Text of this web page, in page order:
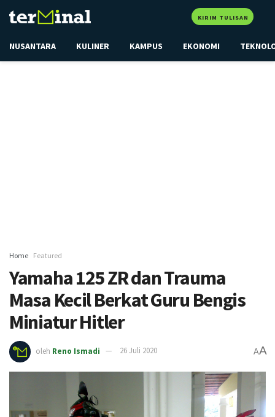
KIRIM TULISAN
NUSANTARA KULINER KAMPUS EKONOMI
Home Featured
Yamaha 125 ZR dan Trauma
Masa Kecil Berkat Guru Bengis
Miniatur Hitler
oleh Reno Ismadi 26 Juli 2020 AA